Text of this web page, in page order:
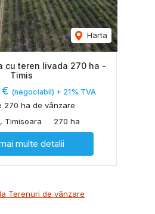
Harta
cu teren livada 270 ha -
Timis
(negociabil) + 21% TVA
270 ha de vânzare
Timisoara
270 ha
multe detalii
Terenuri de vânzare